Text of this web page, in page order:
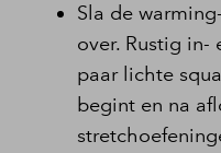
Sla de
over. Rustig in-
paar lichte
begint en na